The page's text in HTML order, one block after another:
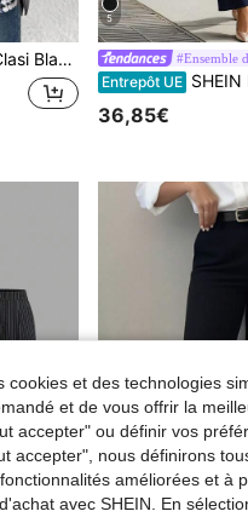
blazer de bureau pour femmes, blazer à carreaux d'automne pour femmes, blazer à carreaux pour sortir, décontracté mais professionnel pour femmes, confortable pour l'automne et l'hiver pour femmes
5
#Ensemble
Entrepôt UE SHEIN Ensemble 3 pièces
36,85€
cookies et des technologies
et de vous offrir la
accepter" ou définir vos
accepter", nous définirons
améliorées et à
avec SHEIN. En